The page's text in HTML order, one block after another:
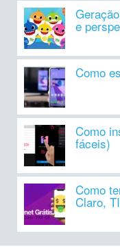
e
Como
Como
fáceis)
Como
Claro,